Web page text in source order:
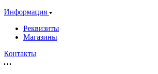
Информация
Реквизиты
Магазины
Контакты